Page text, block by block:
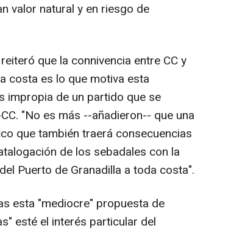
valor natural y en riesgo de
que la connivencia entre CC y
costa es lo que motiva esta
impropia de un partido que se
"No es más --añadieron-- que una
que también traerá consecuencias
de los sebadales con la
Puerto de Granadilla a toda costa".
esta "mediocre" propuesta de
esté el interés particular del